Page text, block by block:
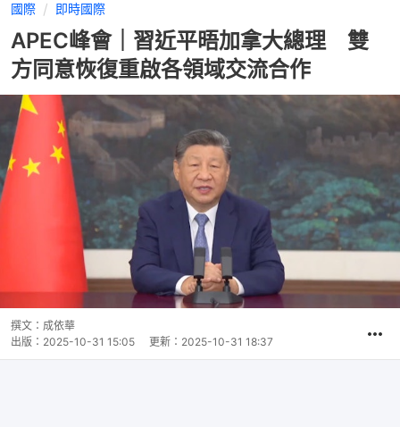
國際 即時國際
APEC峰會｜習近平晤加拿大總理 雙
方同意恢復重啟各領域交流合作
撰文： 成依華
出版： 2025-10-31 15:05 更新： 2025-10-31 18:37